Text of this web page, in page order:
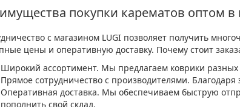
покупки карематов оптом в
с магазином LUGI позволяет получить
цены и оперативную доставку. Почему стоит
Широкий ассортимент. Мы предлагаем коврики
Прямое сотрудничество с производителями.
Оперативная доставка. Мы обеспечиваем быструю
пополнить свой склад.